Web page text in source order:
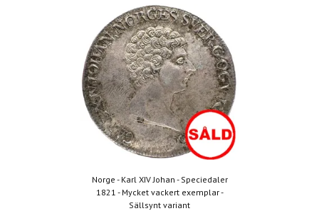
Norge - Karl XIV Johan - Speciedaler
1821 - Mycket vackert exemplar -
Sällsynt variant